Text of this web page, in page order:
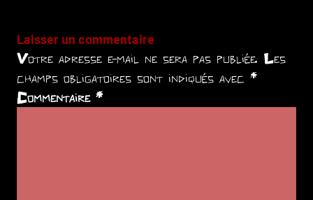
Laisser un commentaire
Votre adresse e-mail ne sera pas publiée. Les
champs obligatoires sont indiqués avec *
Commentaire *